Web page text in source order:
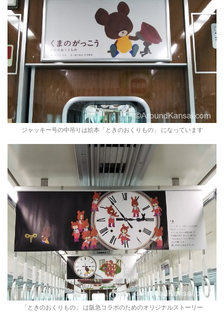
ジャッキー号の中吊りは絵本「ときのおくりもの」 になっています
「ときのおくりもの」 は阪急コラボのためのオリジナルストーリー